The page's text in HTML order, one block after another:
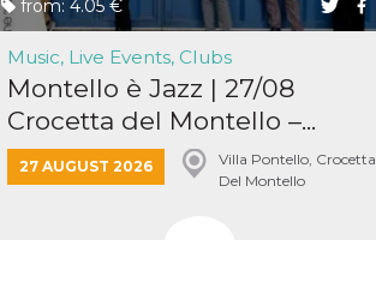
from: 4.05 €
Music, Live Events, Clubs
Montello è Jazz | 27/08
Crocetta del Montello –...
27 AUGUST 2026
Villa Pontello, Crocetta
Del Montello